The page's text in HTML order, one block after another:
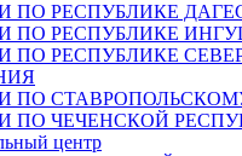
ПО РЕСПУБЛИКЕ
ПО РЕСПУБЛИКЕ
ПО РЕСПУБЛИКЕ
ПО
ПО ЧЕЧЕНСКОЙ
центр